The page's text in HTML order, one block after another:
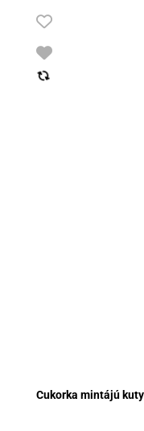
Cukorka mintájú